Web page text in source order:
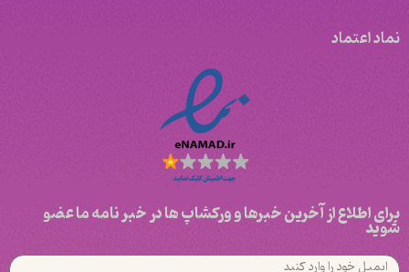
نماد اعتماد
برای اطلاع از آخرین خبرها و ورکشاپ ها در خبر نامه ما عضو
شوید